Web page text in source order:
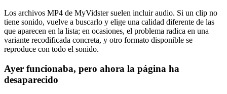
Los archivos MP4 de MyVidster suelen incluir audio. Si un clip no
tiene sonido, vuelve a buscarlo y elige una calidad diferente de las
que aparecen en la lista; en ocasiones, el problema radica en una
variante recodificada concreta, y otro formato disponible se
reproduce con todo el sonido.
Ayer funcionaba, pero ahora la página ha
desaparecido